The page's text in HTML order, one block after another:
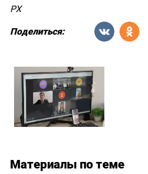
РХ
Поделиться:
Материалы по теме